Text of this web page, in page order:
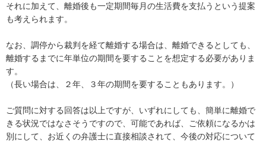
それに加えて、離婚後も一定期間毎月の生活費を支払うという提案
も考えられます。
なお、調停から裁判を経て離婚する場合は、離婚できるとしても、
離婚するまでに年単位の期間を要することを想定する必要がありま
す。
（長い場合は、２年、３年の期間を要することもあります。）
ご質問に対する回答は以上ですが、いずれにしても、簡単に離婚で
きる状況ではなさそうですので、可能であれば、ご依頼になるかは
別にして、お近くの弁護士に直接相談されて、今後の対応について